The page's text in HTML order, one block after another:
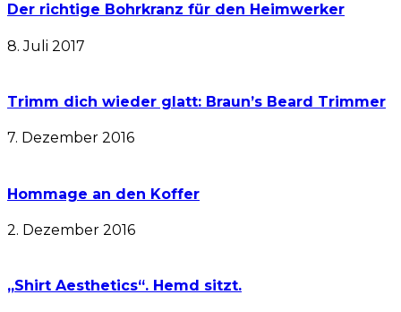
Der richtige Bohrkranz für den Heimwerker
8. Juli 2017
Trimm dich wieder glatt: Braun’s Beard Trimmer
7. Dezember 2016
Hommage an den Koffer
2. Dezember 2016
„Shirt Aesthetics“. Hemd sitzt.